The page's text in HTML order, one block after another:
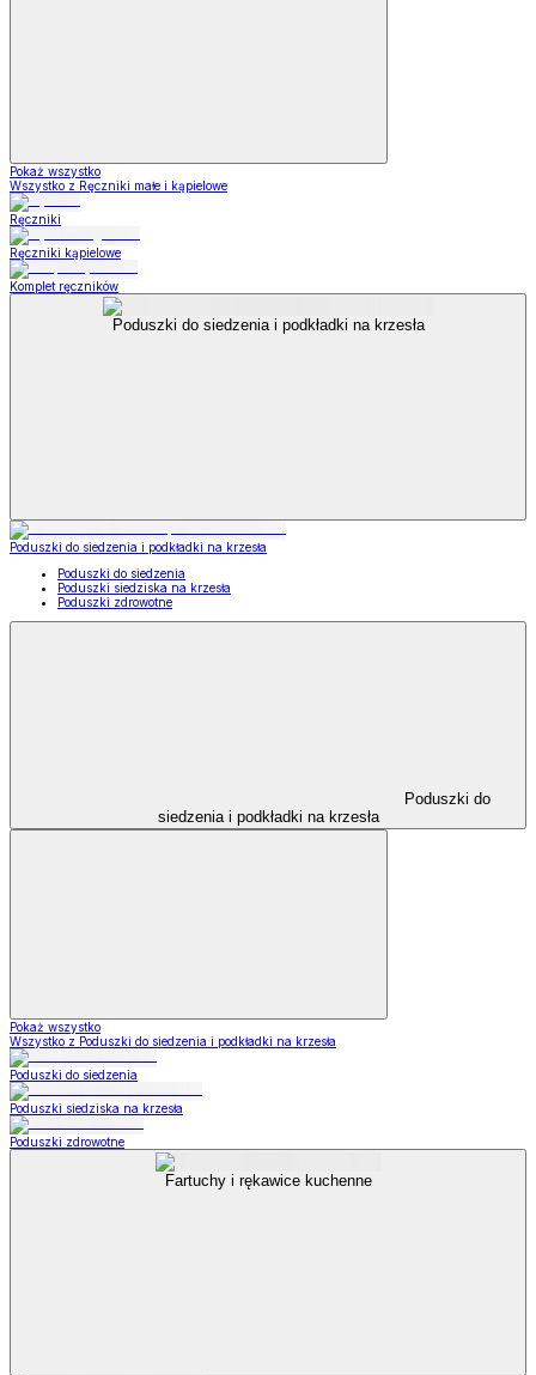
Pokaż wszystko
Wszystko z Ręczniki małe i kąpielowe
Ręczniki
Ręczniki kąpielowe
Komplet ręczników
Poduszki do siedzenia i podkładki na krzesła
Poduszki do siedzenia i podkładki na krzesła
Poduszki do siedzenia
Poduszki siedziska na krzesła
Poduszki zdrowotne
Poduszki do
siedzenia i podkładki na krzesła
Pokaż wszystko
Wszystko z Poduszki do siedzenia i podkładki na krzesła
Poduszki do siedzenia
Poduszki siedziska na krzesła
Poduszki zdrowotne
Fartuchy i rękawice kuchenne